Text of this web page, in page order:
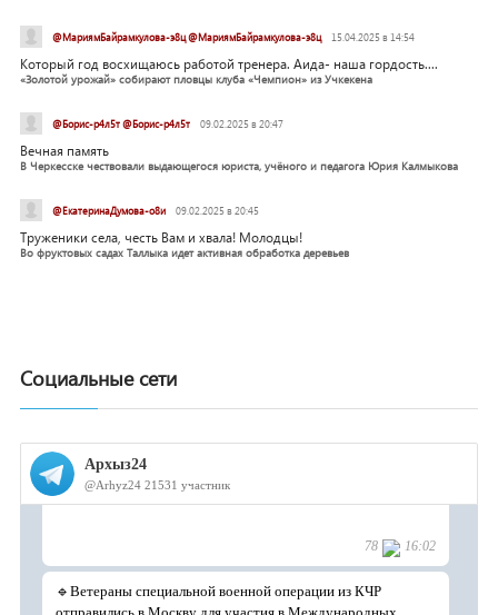
@МариямБайрамкулова-э8ц @МариямБайрамкулова-э8ц 15.04.2025 в 14:54
Который год восхищаюсь работой тренера. Аида- наша гордость....
«Золотой урожай» собирают пловцы клуба «Чемпион» из Учкекена
@Борис-р4л5т @Борис-р4л5т 09.02.2025 в 20:47
Вечная память
В Черкесске чествовали выдающегося юриста, учёного и педагога Юрия Калмыкова
@ЕкатеринаДумова-о8и 09.02.2025 в 20:45
Труженики села, честь Вам и хвала! Молодцы!
Во фруктовых садах Таллыка идет активная обработка деревьев
Социальные сети